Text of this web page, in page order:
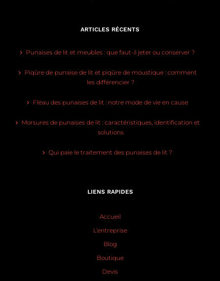
ARTICLES RÉCENTS
Punaises de lit et meubles : que faut-il jeter ou conserver ?
Piqûre de punaise de lit et piqûre de moustique : comment
les différencier ?
Fléau des punaises de lit : notre mode de vie en cause
Morsures de punaises de lit : caractéristiques, identification et
solutions
Qui paie le traitement des punaises de lit ?
LIENS RAPIDES
Accueil
L’entreprise
Blog
Boutique
Devis